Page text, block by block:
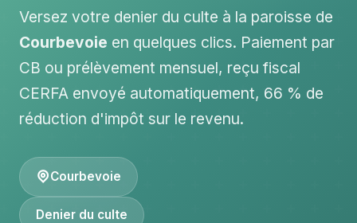
Versez votre denier du culte à la paroisse de
Courbevoie en quelques clics. Paiement par
CB ou prélèvement mensuel, reçu fiscal
CERFA envoyé automatiquement, 66 % de
réduction d'impôt sur le revenu.
Courbevoie
Denier du culte